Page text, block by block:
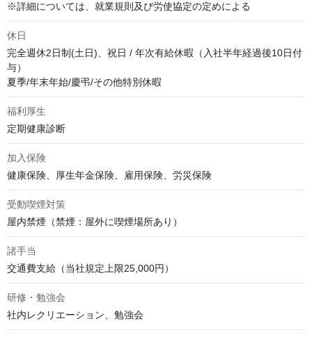
※詳細については、就業規則及び労使協定の定めによる
休日
完全週休2日制(土日)、祝日 / 年次有給休暇（入社半年経過後10日付
与）
夏季/年末年始/慶弔/その他特別休暇
福利厚生
定期健康診断
加入保険
健康保険、厚生年金保険、雇用保険、労災保険
受動喫煙対策
屋内禁煙（禁煙：屋外に喫煙場所あり）
諸手当
交通費支給（当社規定上限25,000円）
研修・勉強会
社内レクリエーション、勉強会